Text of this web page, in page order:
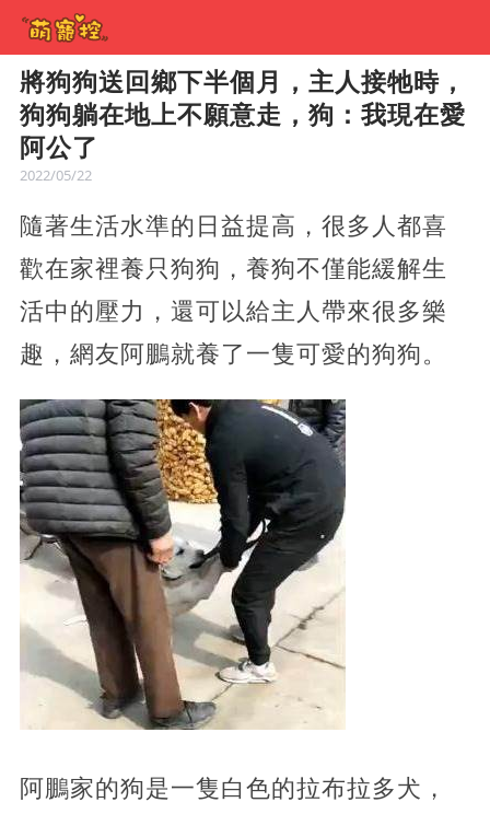
將狗狗送回鄉下半個月，主人接牠時，
狗狗躺在地上不願意走，狗：我現在愛
阿公了
2022/05/22
隨著生活水準的日益提高，很多人都喜
歡在家裡養只狗狗，養狗不僅能緩解生
活中的壓力，還可以給主人帶來很多樂
趣，網友阿鵬就養了一隻可愛的狗狗。
阿鵬家的狗是一隻白色的拉布拉多犬，